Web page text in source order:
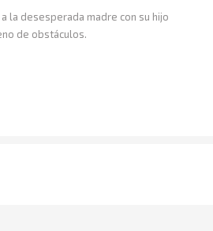
la desesperada madre con su hijo
de obstáculos.